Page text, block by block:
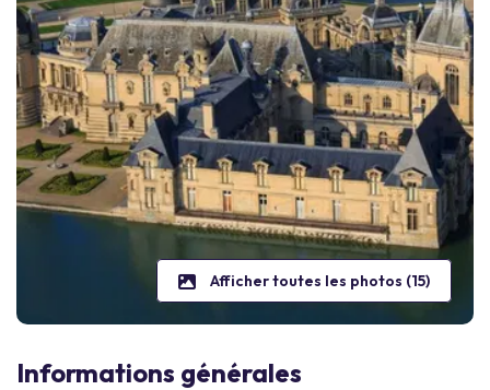
Afficher toutes les photos (15)
Informations générales